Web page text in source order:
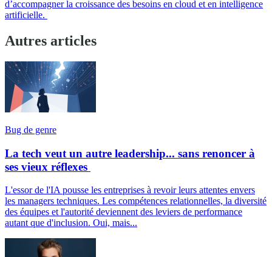
d’accompagner la croissance des besoins en cloud et en intelligence
artificielle.
Autres articles
Bug de genre
La tech veut un autre leadership... sans renoncer à
ses vieux réflexes
L'essor de l'IA pousse les entreprises à revoir leurs attentes envers
les managers techniques. Les compétences relationnelles, la diversité
des équipes et l'autorité deviennent des leviers de performance
autant que d'inclusion. Oui, mais...